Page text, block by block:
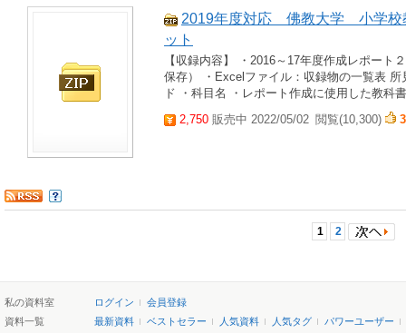
2019年度対応 佛教大学 小学校
ット
【収録内容】 ・2016～17年度作成レポート
保存） ・Excelファイル：収録物の一覧表
ド ・科目名 ・レポート作成に使用した教科
2,750 販売中 2022/05/02 閲覧(10,300) 3
1 2
私の資料室 ログイン
会員登録
資料一覧
最新資料 ベストセラー 人気資料 人気タグ
パワーユーザー